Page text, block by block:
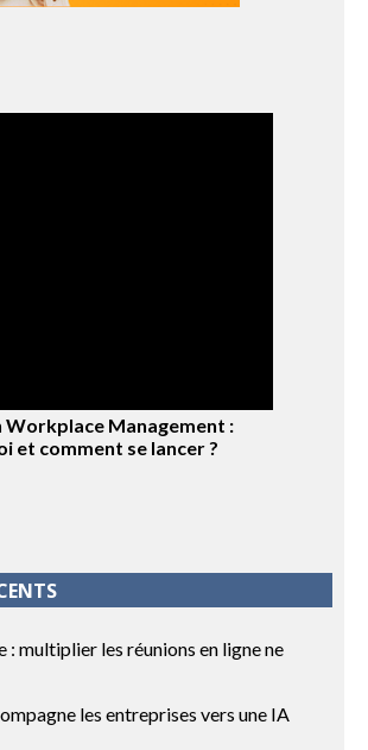
Workplace Management :
et comment se lancer ?
: multiplier les réunions en ligne ne
les entreprises vers une IA